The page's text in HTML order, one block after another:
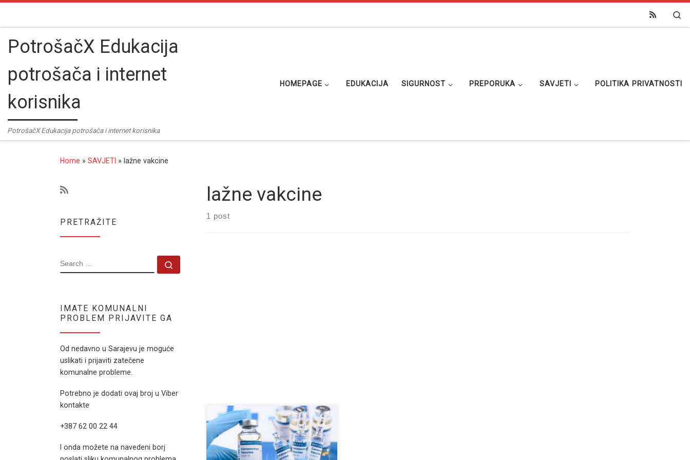
PotrošačX Edukacija
potrošača i internet
korisnika
PotrošačX Edukacija potrošača i internet korisnika
HOMEPAGE EDUKACIJA SIGURNOST PREPORUKA SAVJETI POLITIKA PRIVATNOSTI
Home » SAVJETI » lažne vakcine
lažne vakcine
1 post
Kratki vodić za sigurnu imunizaciju
protiv COVID19 Od kao su krenule
vakcinacije protiv COVID 19 u
regionu, poletio je i novi talas
PRETRAŽITE
SEARCH
IMATE KOMUNALNI
PROBLEM PRIJAVITE GA
Od nedavno u Sarajevu je moguće
uslikati i prijaviti zatečene
komunalne probleme.
Potrebno je dodati ovaj broj u Viber
kontakte
+387 62 00 22 44
I onda možete na navedeni borj